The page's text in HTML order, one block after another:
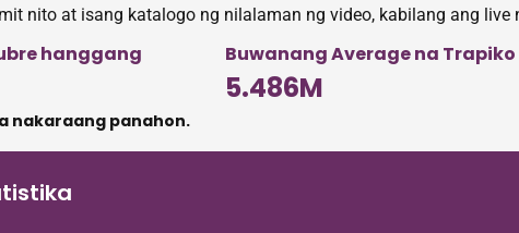
nito at isang katalogo ng nilalaman ng video, kabilang ang live
hanggang
nakaraang panahon.
Buwanang Average na Trapiko
5.486M